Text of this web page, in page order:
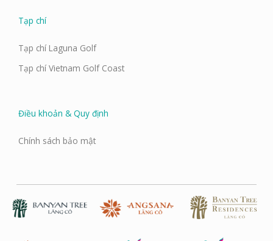
Tạp chí
Tạp chí Laguna Golf
Tạp chí Vietnam Golf Coast
Điều khoản & Quy định
Chính sách bảo mật